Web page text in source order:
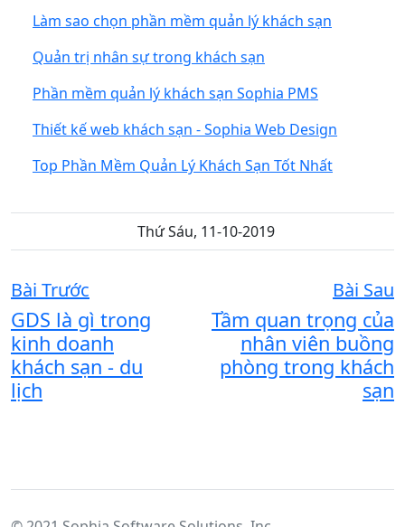
Làm sao chọn phần mềm quản lý khách sạn
Quản trị nhân sự trong khách sạn
Phần mềm quản lý khách sạn Sophia PMS
Thiết kế web khách sạn - Sophia Web Design
Top Phần Mềm Quản Lý Khách Sạn Tốt Nhất
Thứ Sáu, 11-10-2019
Bài Trước
GDS là gì trong
kinh doanh
khách sạn - du
lịch
Bài Sau
Tầm quan trọng của
nhân viên buồng
phòng trong khách
sạn